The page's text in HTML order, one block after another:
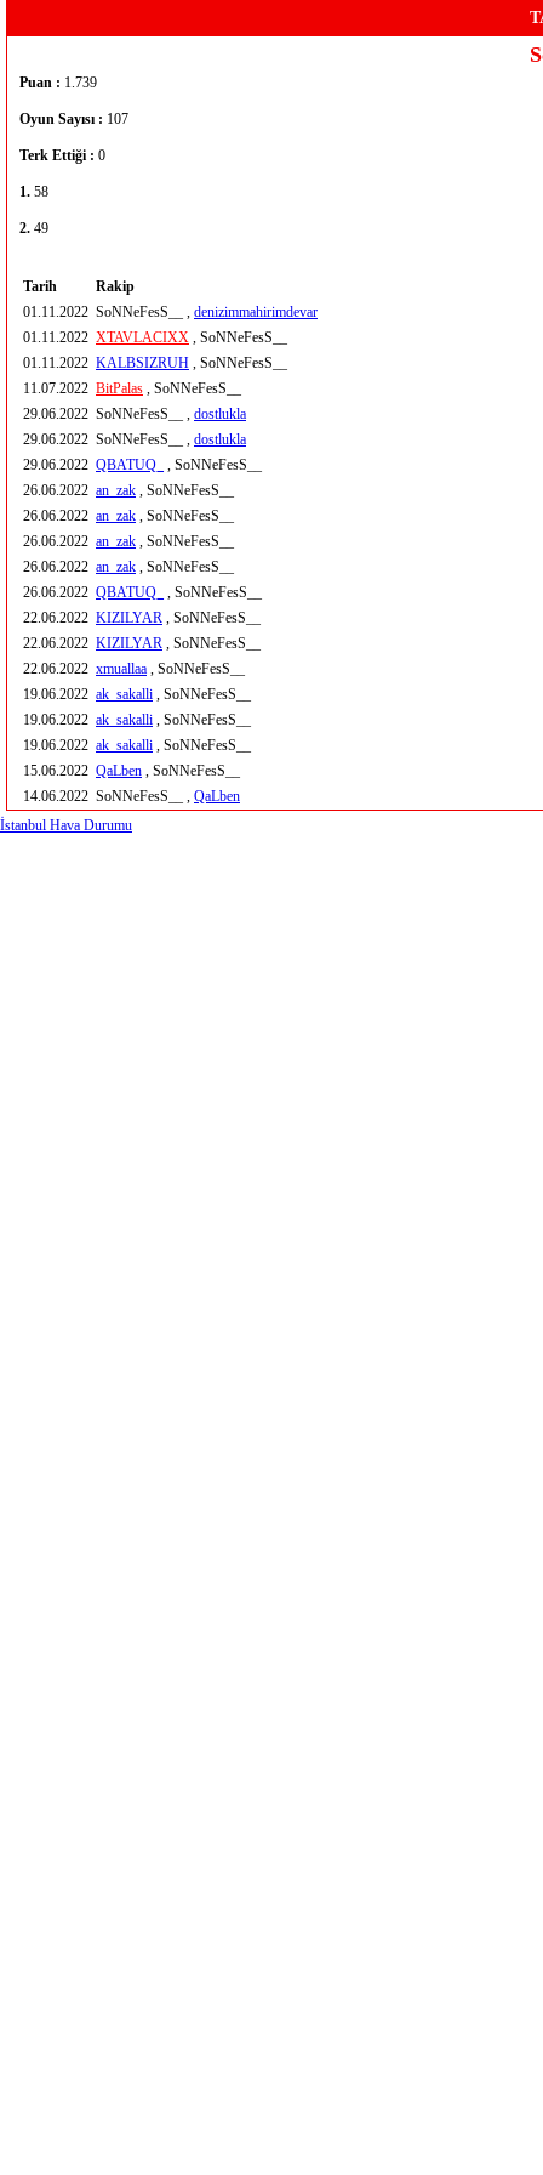
Puan : 1.739
Oyun Sayısı : 107
Terk Ettiği : 0
1. 58
2. 49
Tarih
Rakip
01.11.2022 SoNNeFesS__ , denizimmahirimdevar
01.11.2022 XTAVLACIXX , SoNNeFesS__
01.11.2022 KALBSIZRUH , SoNNeFesS__
11.07.2022 BitPalas , SoNNeFesS__
29.06.2022 SoNNeFesS__ , dostlukla
29.06.2022 SoNNeFesS__ , dostlukla
29.06.2022 QBATUQ_
, SoNNeFesS__
26.06.2022 an_zak , SoNNeFesS__
26.06.2022 an_zak , SoNNeFesS__
26.06.2022 an_zak , SoNNeFesS__
26.06.2022 an_zak , SoNNeFesS__
26.06.2022 QBATUQ_
, SoNNeFesS__
22.06.2022 KIZILYAR , SoNNeFesS__
22.06.2022 KIZILYAR , SoNNeFesS__
22.06.2022 xmuallaa , SoNNeFesS__
19.06.2022 ak_sakalli , SoNNeFesS__
19.06.2022 ak_sakalli , SoNNeFesS__
19.06.2022 ak_sakalli , SoNNeFesS__
15.06.2022 QaLben , SoNNeFesS__
14.06.2022 SoNNeFesS__ , QaLben
İstanbul Hava Durumu